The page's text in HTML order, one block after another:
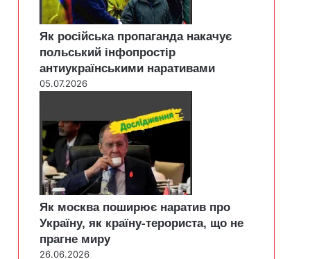
Як російська пропаганда накачує
польський інфопростір
антиукраїнськими наративами
05.07.2026
Як москва поширює наратив про
Україну, як країну-терориста, що не
прагне миру
26.06.2026